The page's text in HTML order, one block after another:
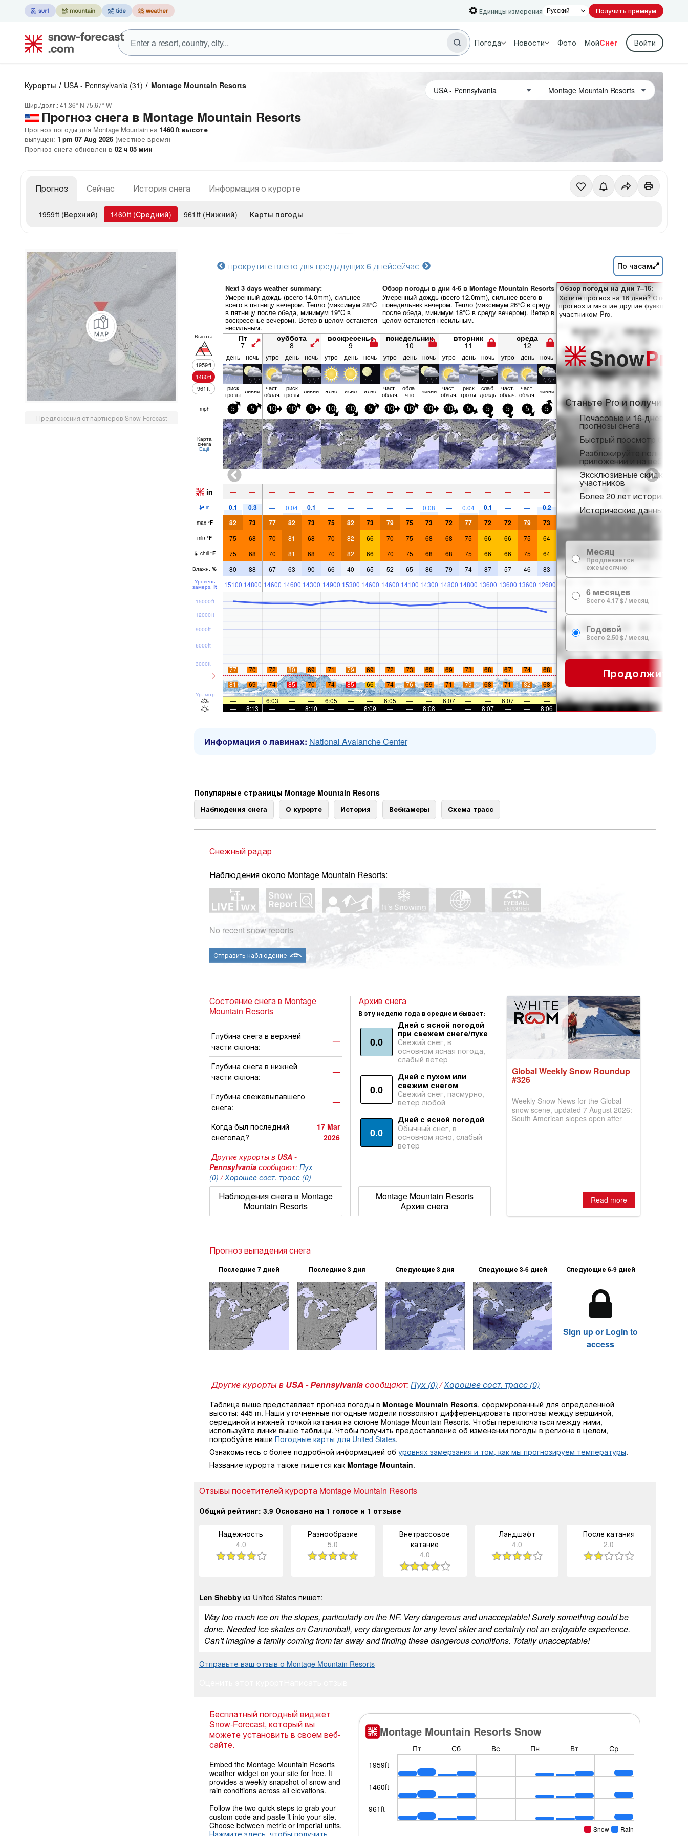
Единицы измерения Получить премиум
Погода Новости Фото МойСнег Войти
Курорты USA - Pennsylvania (31) Montage Mountain Resorts
Шир./долг.:41.36° N 75.67° W
Прогноз снега в Montage Mountain Resorts
Прогноз погоды для Montage Mountain на 1460ft высоте
выпущен: 1 pm 07 Aug 2026 (местное время)
Прогноз снега обновлен в 02 ч 05 мин
Прогноз Сейчас История снега Информация о курорте
1959ft (Верхний) 1460ft (Средний) 961 ft (Нижний) Карты погоды
Предложения от партнеров Snow-Forecast
прокрутите влево для предыдущих 6 днейсейчас По часам
Next 3 days weather summary:
Умеренный дождь (всего 14.0mm), сильнее
всего в пятницу вечером. Тепло (максимум 28°C
в пятницу после обеда, минимум 19°C в
воскресенье вечером). Ветер в целом останется
несильным.
Обзор погоды в дни 4-6 в Montage Mountain Resorts
Умеренный дождь (всего 12.0mm), сильнее всего в
понедельник вечером. Тепло (максимум 26°C в среду
после обеда, минимум 18°C в среду вечером). Ветер в
целом останется несильным.
Высота
1959ft
1460ft
961ft
Пт
7
суббота
8
воскресенье
9
понедельник
10
вторник
11
среда
12
день ночь утро день ночь утро день ночь утро день ночь утро день ночь утро день ночь
риск
грозы ливни част.
облач.
риск
грозы ливни ясно ясно ясно част.
облач.
обла­
чно ливни част.
облач.
риск
грозы
слаб.
дождь
част.
облач.
част.
облач. ливни
mph 5 5 10 10 5 10 10 5 10 10 10 10 5 5 5 5 5
Карта
снега
Ещё
in — — — — — — — — — — — — — — — — —
in 0.1 0.3 — 0.04 0.1 — — — — — 0.08 — 0.04 0.1 — — 0.2
max °F 82 73 77 82 73 75 82 73 79 75 73 72 77 72 72 79 73
min °F 75 68 70 81 68 70 82 66 70 75 68 68 75 66 66 75 64
chill °F 75 68 70 81 68 70 82 66 70 75 68 68 75 66 66 75 64
Влажн. % 80 88 67 63 90 66 40 65 52 65 86 79 74 87 57 46 83
Уровень
замерз. ft 15100 14800 14600 14600 14300 14900 15300 14600 14600 14100 14300 14800 14800 13600 13600 13600 12600
Ур. моря
3000ft
6000ft
9000ft
12000ft
15000ft
77 70 72 80 69 71 79 69 72 73 69 69 73 68 67 74
68
81
69 74 85 70 74 85 66 74 76 69 71 79 68 71 82
68
—
— 6:03 — — 6:05 — — 6:05 — — 6:07 — — 6:07 —
—
—
8:13 — — 8:10 — — 8:09 — — 8:08 — — 8:07 — — 8:06
Обзор погоды на дни 7–16:
Хотите прогноз на 16 дней? Откройте
прогноз и многие другие функции,
участником Pro.
SnowPro
Станьте Pro и получите:
Почасовые и 16-дневные
прогнозы снега
Быстрый просмотр без
Разблокируйте полный
приложении и на веб-сайте
Эксклюзивные скидки для
участников
Более 20 лет истории
Исторические данные о
Месяц
Продлевается
ежемесячно
6 месяцев
Всего 4.17 $ / месяц
Годовой
Всего 2.50 $ / месяц
Продолжить
Информация о лавинах: National Avalanche Center
Популярные страницы Montage Mountain Resorts
Наблюдения снега О курорте История Вебкамеры Схема трасс
Снежный радар
Наблюдения около Montage Mountain Resorts:
No recent snow reports
Отправить наблюдение
Состояние снега в Montage
Mountain Resorts
Глубина снега в верхней
части склона:
—
Глубина снега в нижней
части склона:
—
Глубина свежевыпавшего
снега:
—
Когда был последний
снегопад?
17 Mar
2026
Другие курорты в USA -
Pennsylvania сообщают: Пух
(0) /Хорошее сост. трасс (0)
Наблюдения снега в Montage
Mountain Resorts
Архив снега
В эту неделю года в среднем бывает:
0.0
Дней с ясной погодой
при свежем снеге/пухе
Свежий снег, в
основном ясная погода,
слабый ветер
0.0
Дней с пухом или
свежим снегом
Свежий снег, пасмурно,
ветер любой
0.0
Дней с ясной погодой
Обычный снег, в
основном ясно, слабый
ветер
Montage Mountain Resorts
Архив снега
Global Weekly Snow Roundup
#326
Weekly Snow News for the Global
snow scene, updated 7 August 2026:
South American slopes open after
Read more
Прогноз выпадения снега
Последние 7 дней Последние 3 дня Следующие 3 дня Следующие 3-6 дней Следующие 6-9 дней
Sign up or Login to
access
Другие курорты в USA - Pennsylvaniaсообщают:Пух (0)/Хорошее сост. трасс (0)
Таблица выше представляет прогноз погоды в Montage Mountain Resorts, сформированный для определенной
высоты: 445 m. Наши уточненные погодные модели позволяют дифференцировать прогнозы между вершиной,
серединой и нижней точкой катания на склоне Montage Mountain Resorts. Чтобы переключаться между ними,
используйте линки выше таблицы. Чтобы получить предоставление об изменении погоды в регионе в целом,
попробуйте наши Погодные карты для United States.
Ознакомьтесь с более подробной информацией об уровнях замерзания и том, как мы прогнозируем температуры.
Название курорта также пишется как Montage Mountain.
Отзывы посетителей курорта Montage Mountain Resorts
Общий рейтинг: 3.9 Основано на 1 голосе и 1 отзыве
Надежность
4.0
Разнообразие
5.0
Внетрассовое
катание
4.0
Ландшафт
4.0
После катания
2.0
Len Shebby из United States пишет:
Way too much ice on the slopes, particularly on the NF. Very dangerous and unacceptable! Surely something could be
done. Needed ice skates on Cannonball, very dangerous for any level skier and certainly not an enjoyable experience.
Can’t imagine a family coming from far away and finding these dangerous conditions. Totally unacceptable!
Отправьте ваш отзыв о Montage Mountain Resorts
Бесплатный погодный виджет
Snow-Forecast, который вы
можете установить в своем веб-
сайте.
Embed the Montage Mountain Resorts
weather widget on your site for free. It
provides a weekly snapshot of snow and
rain conditions across all elevations.
Follow the two quick steps to grab your
custom code and paste it into your site.
Choose between metric or imperial units.